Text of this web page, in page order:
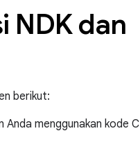
NDK dan
berikut:
menggunakan kode C